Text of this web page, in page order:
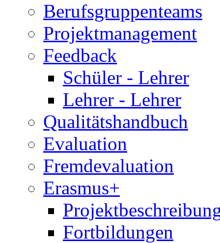
Berufsgruppenteams
Projektmanagement
Feedback
Schüler - Lehrer
Lehrer - Lehrer
Qualitätshandbuch
Evaluation
Fremdevaluation
Erasmus+
Fortbildungen